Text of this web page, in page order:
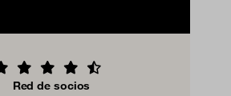
Red de socios